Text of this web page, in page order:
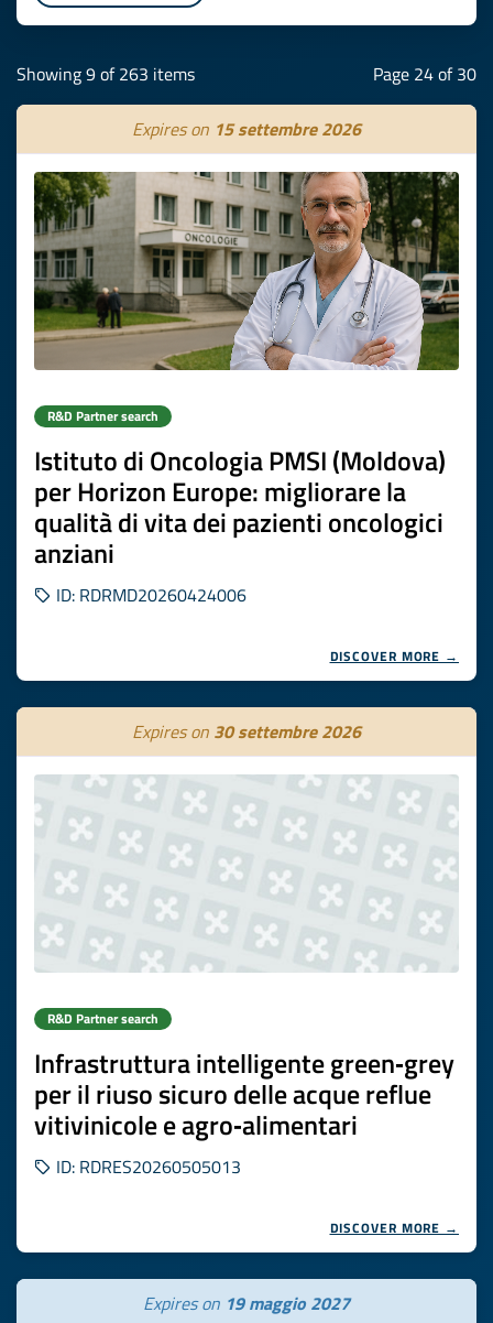
Showing 9 of 263 items Page 24 of 30
Expires on 15 settembre 2026
R&D Partner search
Istituto di Oncologia PMSI (Moldova)
per Horizon Europe: migliorare la
qualità di vita dei pazienti oncologici
anziani
ID: RDRMD20260424006
DISCOVER MORE →
Expires on 30 settembre 2026
R&D Partner search
Infrastruttura intelligente green‑grey
per il riuso sicuro delle acque reflue
vitivinicole e agro‑alimentari
ID: RDRES20260505013
DISCOVER MORE →
Expires on 19 maggio 2027